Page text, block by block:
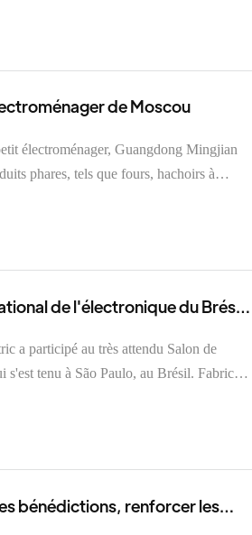
de Moscou
électroménager, Guangdong Mingjian
phares, tels que fours, hachoirs à
et américains. Nous figurons
de l'électronique du Brésil,
a participé au très attendu Salon de
tenu à São Paulo, au Brésil. Fabricant
à ses concepts de design innovants et à
et a jeté les bases d'une expansion
bénédictions, renforcer les